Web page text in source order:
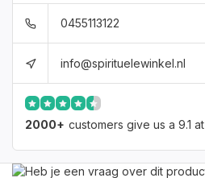
0455113122
info@spirituelewinkel.nl
2000+ customers give us a 9.1 at